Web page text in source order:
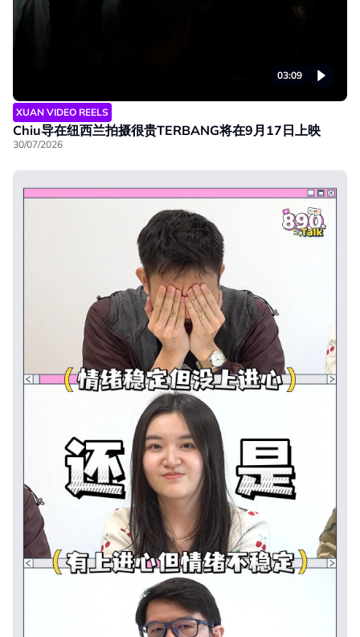
03:09
XUAN VIDEO REELS
Chiu导在纽西兰拍摄很贵TERBANG将在9月17日上映
30/07/2026